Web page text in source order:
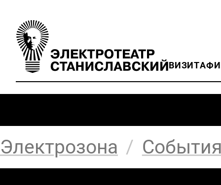
ВИЗИТ
Электрозона /